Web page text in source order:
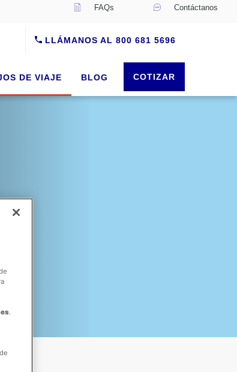
FAQs Contáctanos
DE VIAJE BLOG COTIZAR
LLÁMANOS AL 800 681 5696
.